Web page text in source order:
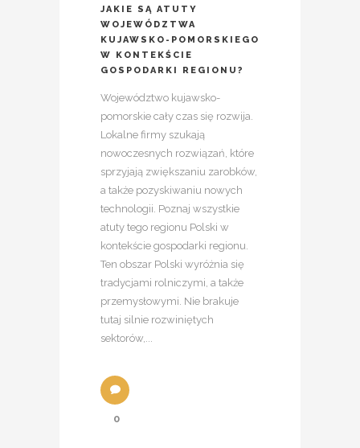
JAKIE SĄ ATUTY
WOJEWÓDZTWA
KUJAWSKO-POMORSKIEGO
W KONTEKŚCIE
GOSPODARKI REGIONU?
Województwo kujawsko-
pomorskie cały czas się rozwija.
Lokalne firmy szukają
nowoczesnych rozwiązań, które
sprzyjają zwiększaniu zarobków,
a także pozyskiwaniu nowych
technologii. Poznaj wszystkie
atuty tego regionu Polski w
kontekście gospodarki regionu.
Ten obszar Polski wyróżnia się
tradycjami rolniczymi, a także
przemysłowymi. Nie brakuje
tutaj silnie rozwiniętych
sektorów,...
0